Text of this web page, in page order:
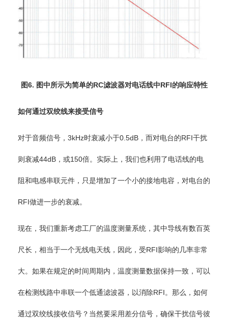
图6. 图中所示为简单的RC滤波器对电话线中RFI的响应特性
如何通过双绞线来接受信号
对于音频信号，3kHz时衰减小于0.5dB，而对电台的RFI干扰
则衰减44dB，或150倍。实际上，我们也利用了电话线的电
阻和电感串联元件，只是增加了一个小的接地电容，对电台的
RFI做进一步的衰减。
现在，我们重新考虑工厂的温度测量系统，其中导线有数百英
尺长，相当于一个无线电天线，因此，受RFI影响的几率非常
大。如果在规定的时间周期内，温度测量数据保持一致，可以
在检测线路中串联一个低通滤波器，以消除RFI。那么，如何
通过双绞线接收信号？当然要采用差分信号，确保干扰信号彼